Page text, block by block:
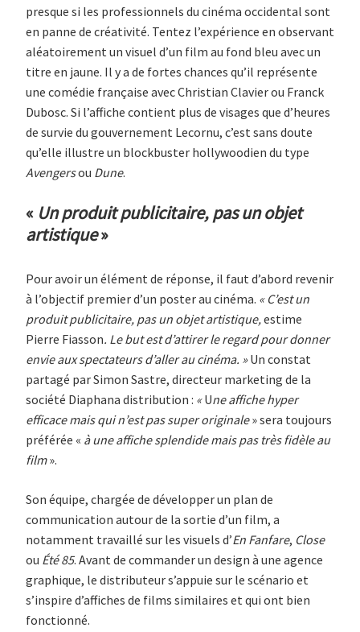
presque si les professionnels du cinéma occidental sont
en panne de créativité. Tentez l’expérience en observant
aléatoirement un visuel d’un film au fond bleu avec un
titre en jaune. Il y a de fortes chances qu’il représente
une comédie française avec Christian Clavier ou Franck
Dubosc. Si l’affiche contient plus de visages que d’heures
de survie du gouvernement Lecornu, c’est sans doute
qu’elle illustre un blockbuster hollywoodien du type
Avengersou Dune.
« Un produit publicitaire, pas un objet
artistique»
Pour avoir un élément de réponse, il faut d’abord revenir
à l’objectif premier d’un poster au cinéma. « C’est un
produit publicitaire, pas un objet artistique,estime
Pierre Fiasson. Le but est d’attirer le regard pour donner
envie aux spectateurs d’aller au cinéma. »Un constat
partagé par Simon Sastre, directeur marketing de la
société Diaphana distribution : «Une affiche hyper
efficace mais qui n’est pas super originale» sera toujours
préférée « à une affiche splendide mais pas très fidèle au
film».
Son équipe, chargée de développer un plan de
communication autour de la sortie d’un film, a
notamment travaillé sur les visuels d’En Fanfare, Close
ou Été 85. Avant de commander un design à une agence
graphique, le distributeur s’appuie sur le scénario et
s’inspire d’affiches de films similaires et qui ont bien
fonctionné.